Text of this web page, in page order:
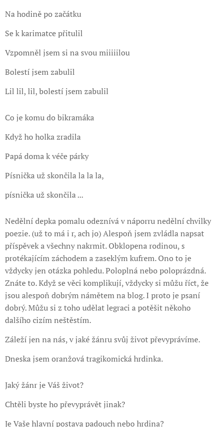
Na hodině po začátku
Se k karimatce přitulil
Vzpomněl jsem si na svou miiiiilou
Bolestí jsem zabulil
Lil lil, lil, bolestí jsem zabulil
Co je komu do bikramáka
Když ho holka zradila
Papá doma k véče párky
Písnička už skončila la la la,
písnička už skončila ...
Nedělní depka pomalu odeznívá v náporru nedělní chvilky
poezie. (už to má i r, ach jo) Alespoň jsem zvládla napsat
příspěvek a všechny nakrmit. Obklopena rodinou, s
protékajícím záchodem a zaseklým kufrem. Ono to je
vždycky jen otázka pohledu. Poloplná nebo poloprázdná.
Znáte to. Když se věci komplikují, vždycky si můžu říct, že
jsou alespoň dobrým námětem na blog. I proto je psaní
dobrý. Můžu si z toho udělat legraci a potěšit někoho
dalšího cizím neštěstím.
Záleží jen na nás, v jaké žánru svůj život převyprávíme.
Dneska jsem oranžová tragikomická hrdinka.
Jaký žánr je Váš život?
Chtěli byste ho převyprávět jinak?
Je Vaše hlavní postava padouch nebo hrdina?